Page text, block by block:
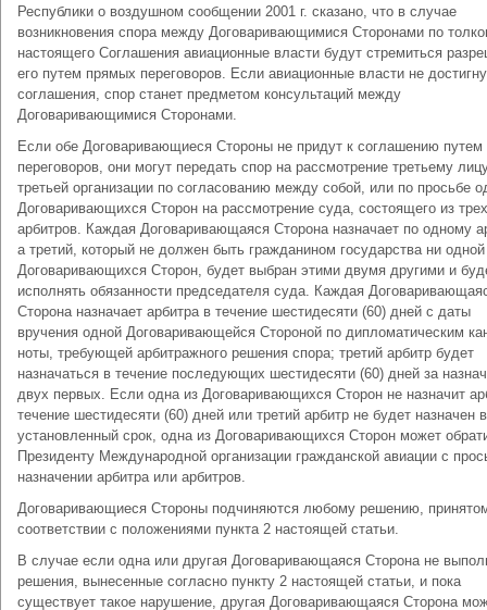
Республики о воздушном сообщении 2001 г. сказано, что в случае
возникновения спора между Договаривающимися Сторонами по
настоящего Соглашения авиационные власти будут стремиться
его путем прямых переговоров. Если авиационные власти не
соглашения, спор станет предметом консультаций между
Договаривающимися Сторонами.
Если обе Договаривающиеся Стороны не придут к соглашению путем
переговоров, они могут передать спор на рассмотрение третьему
третьей организации по согласованию между собой, или по просьбе
Договаривающихся Сторон на рассмотрение суда, состоящего из трех
арбитров. Каждая Договаривающаяся Сторона назначает по одному
а третий, который не должен быть гражданином государства ни одной
Договаривающихся Сторон, будет выбран этими двумя другими и
исполнять обязанности председателя суда. Каждая
Сторона назначает арбитра в течение шестидесяти (60) дней с даты
вручения одной Договаривающейся Стороной по дипломатическим
ноты, требующей арбитражного решения спора; третий арбитр будет
назначаться в течение последующих шестидесяти (60) дней за
двух первых. Если одна из Договаривающихся Сторон не назначит
течение шестидесяти (60) дней или третий арбитр не будет назначен
установленный срок, одна из Договаривающихся Сторон может
Президенту Международной организации гражданской авиации с
назначении арбитра или арбитров.
Договаривающиеся Стороны подчиняются любому решению,
соответствии с положениями пункта 2 настоящей статьи.
В случае если одна или другая Договаривающаяся Сторона не
решения, вынесенные согласно пункту 2 настоящей статьи, и пока
существует такое нарушение, другая Договаривающаяся Сторона